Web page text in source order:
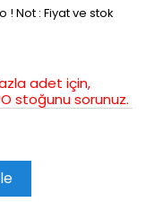
! Not : Fiyat ve stok
adet için,
stoğunu sorunuz.